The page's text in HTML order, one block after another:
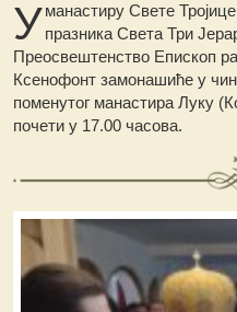
Уманастиру Свете
празника Света Три
Преосвештенство Епископ
Ксенофонт замонашиће у
поменутог манастира Луку
почети у 17.00 часова.